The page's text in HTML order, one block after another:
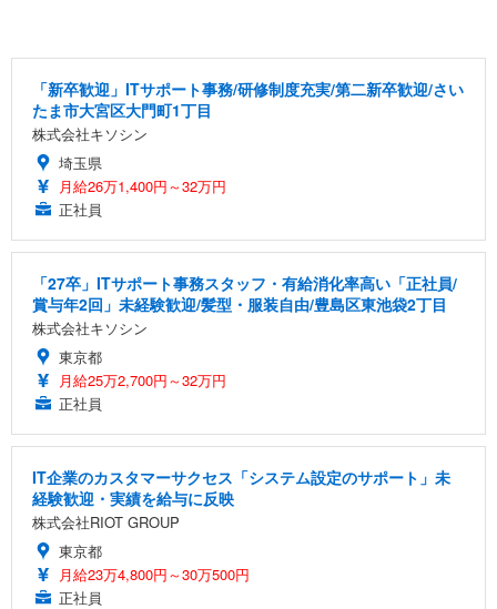
「新卒歓迎」ITサポート事務/研修制度充実/第二新卒歓迎/さい
たま市大宮区大門町1丁目
株式会社キソシン
埼玉県
月給26万1,400円～32万円
正社員
「27卒」ITサポート事務スタッフ・有給消化率高い「正社員/
賞与年2回」未経験歓迎/髪型・服装自由/豊島区東池袋2丁目
株式会社キソシン
東京都
月給25万2,700円～32万円
正社員
IT企業のカスタマーサクセス「システム設定のサポート」未
経験歓迎・実績を給与に反映
株式会社RIOT GROUP
東京都
月給23万4,800円～30万500円
正社員